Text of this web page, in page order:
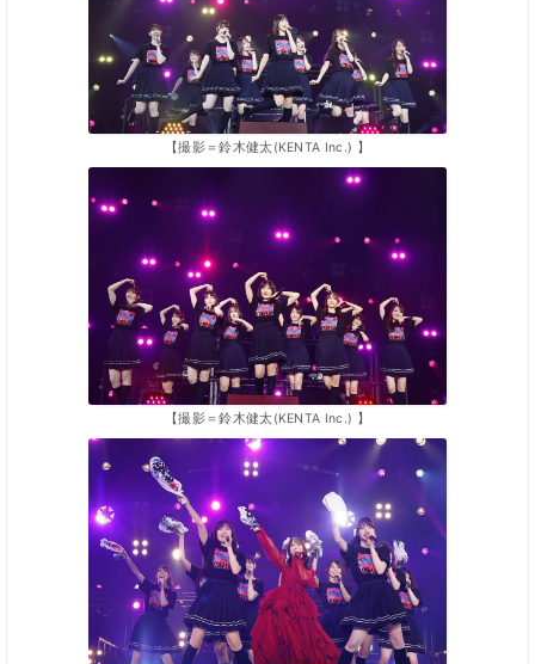
【撮影＝鈴木健太(KENTA Inc.) 】
【撮影＝鈴木健太(KENTA Inc.) 】